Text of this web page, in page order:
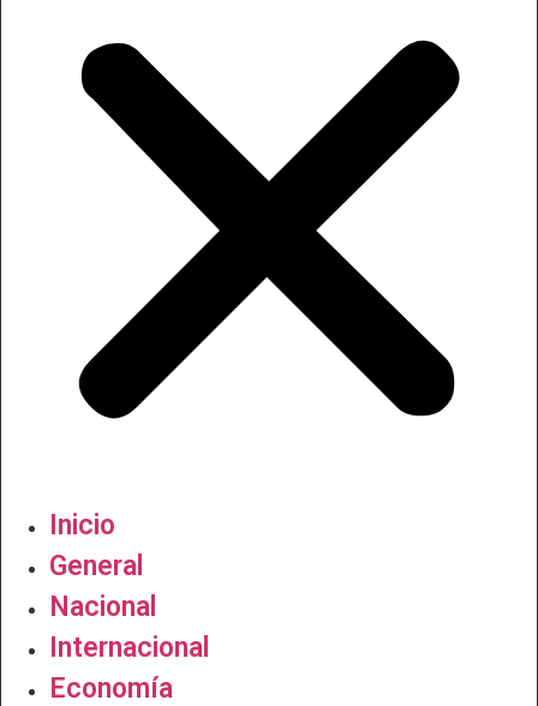
Inicio
General
Nacional
Internacional
Economía